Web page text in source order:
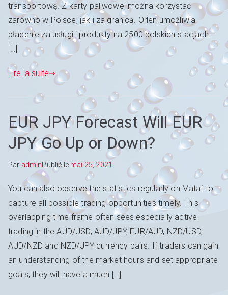
transportową. Z karty paliwowej można korzystać
zarówno w Polsce, jak i za granicą. Orlen umożliwia
płacenie za usługi i produkty na 2500 polskich stacjach
[…]
Lire la suite
EUR JPY Forecast Will EUR
JPY Go Up or Down?
Par adminPublié le mai 25, 2021
You can also observe the statistics regularly on Mataf to
capture all possible trading opportunities timely. This
overlapping time frame often sees especially active
trading in the AUD/USD, AUD/JPY, EUR/AUD, NZD/USD,
AUD/NZD and NZD/JPY currency pairs. If traders can gain
an understanding of the market hours and set appropriate
goals, they will have a much […]